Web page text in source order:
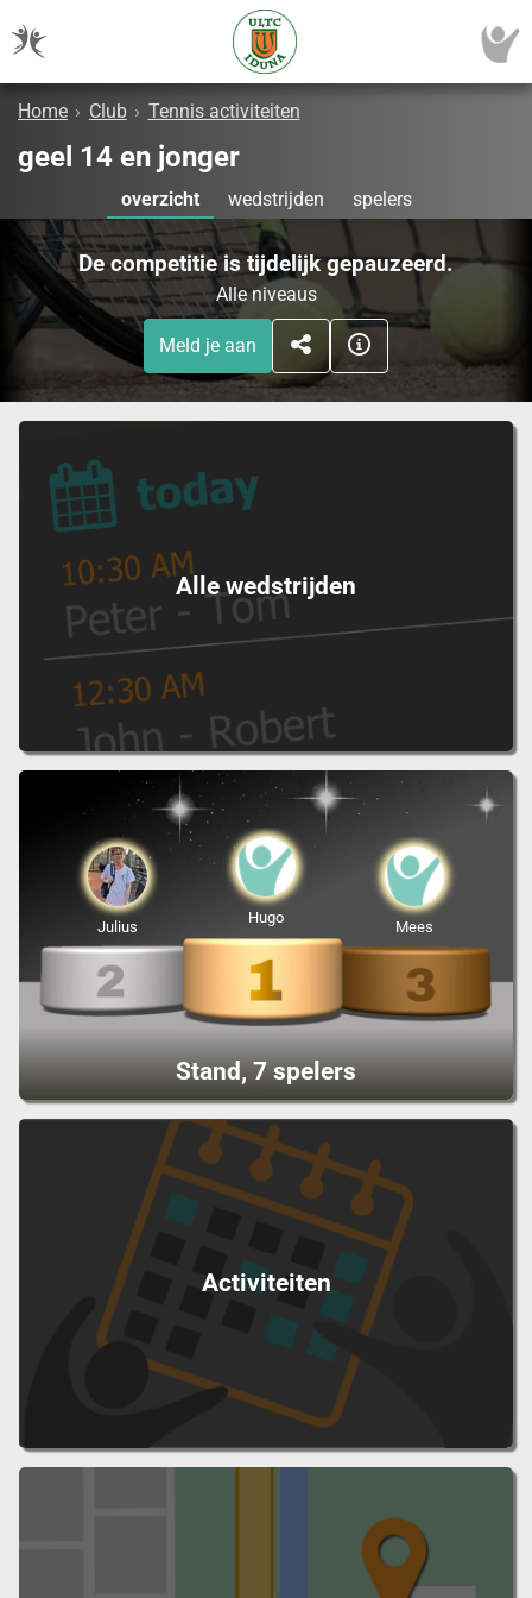
Home › Club › Tennis activiteiten
geel 14 en jonger
overzicht wedstrijden spelers
De competitie is tijdelijk gepauzeerd.
Alle niveaus
Meld je aan
Alle wedstrijden
Stand, 7 spelers
Hugo
Julius Mees
Activiteiten